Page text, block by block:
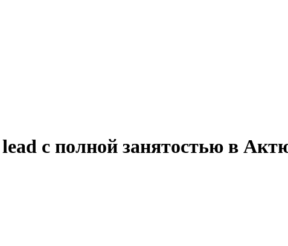
с полной занятостью в